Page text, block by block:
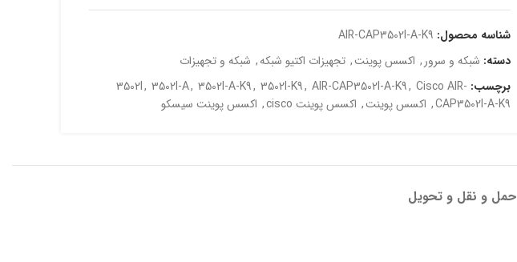
شناسه محصول: AIR-CAP3502I-A-K9
دسته: شبکه و سرور, اکسس پوینت, تجهیزات اکتیو شبکه, شبکه و تجهیزات
برچسب:
3502I, 3502I-A, 3502I-A-K9, 3502I-K9, AIR-CAP3502I-A-K9, Cisco AIR-
CAP3502I-A-K9
, اکسس پوینت, اکسس پوینت cisco , اکسس پوینت سیسکو
حمل و نقل و تحویل